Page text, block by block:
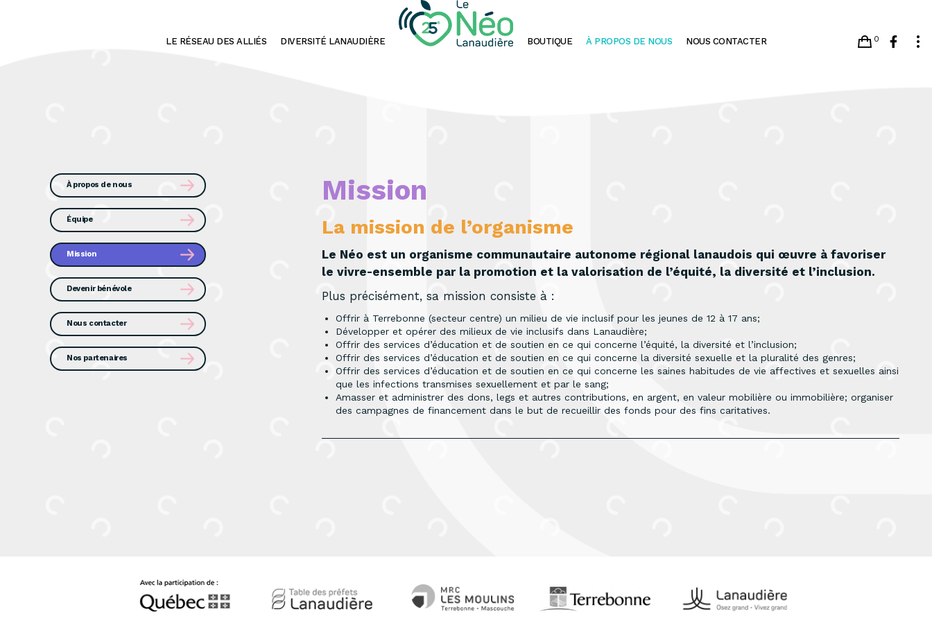
0
LE RÉSEAU DES ALLIÉS DIVERSITÉ LANAUDIÈRE BOUTIQUE À PROPOS DE NOUS NOUS CONTACTER
À propos de nous
Équipe
Mission
Devenir bénévole
Nous contacter
Nos partenaires
Mission
La mission de l’organisme
Le Néo est un organisme communautaire autonome régional lanaudois qui œuvre à favoriser
le vivre-ensemble par la promotion et la valorisation de l’équité, la diversité et l’inclusion.
Plus précisément, sa mission consiste à :
Offrir à Terrebonne (secteur centre) un milieu de vie inclusif pour les jeunes de 12 à 17 ans;
Développer et opérer des milieux de vie inclusifs dans Lanaudière;
Offrir des services d’éducation et de soutien en ce qui concerne l’équité, la diversité et l’inclusion;
Offrir des services d’éducation et de soutien en ce qui concerne la diversité sexuelle et la pluralité des genres;
Offrir des services d’éducation et de soutien en ce qui concerne les saines habitudes de vie affectives et sexuelles ainsi
que les infections transmises sexuellement et par le sang;
Amasser et administrer des dons, legs et autres contributions, en argent, en valeur mobilière ou immobilière; organiser
des campagnes de financement dans le but de recueillir des fonds pour des fins caritatives.